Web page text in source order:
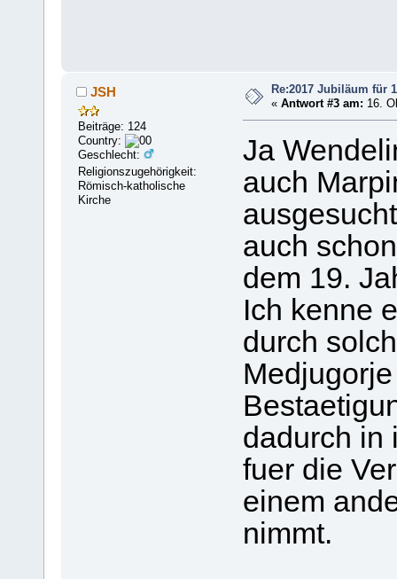
JSH
Beiträge: 124
Country:
Geschlecht:
Religionszugehörigkeit:
Römisch-katholische
Kirche
Re:2017 Jubiläum für
«Antwort #3 am: 16.
Ja
auch
auch
dem 19.
Ich kenne
durch
dadurch in
fuer die
einem
nimmt.